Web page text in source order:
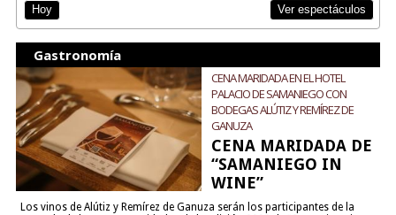
Hoy Ver espectáculos
Gastronomía
CENA MARIDADA EN EL HOTEL
PALACIO DE SAMANIEGO CON
BODEGAS ALÚTIZ Y REMÍREZ DE
GANUZA
CENA MARIDADA DE
“SAMANIEGO IN
WINE”
Los vinos de Alútiz y Remírez de Ganuza serán los participantes de la